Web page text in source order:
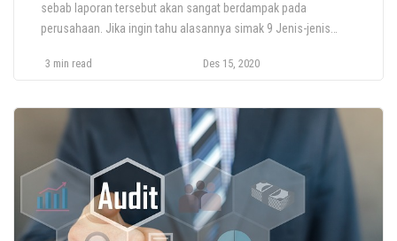
sebab laporan tersebut akan sangat berdampak pada
perusahaan. Jika ingin tahu alasannya simak 9 Jenis-jenis
harus memahami temuan dan hasil audit, selanjutnya
sebagai dasar pengambilan keputusan. Di sinilah hasil laporan
audit internal menjadi […]
3 min read Des 15, 2020